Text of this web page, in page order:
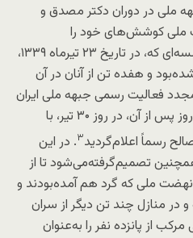
ملی در دوران دکتر مصدق و
ملی کوشش‌های خود را
ازسرگرفته‌بودند. سرانجام در جلسه‌ای که، در تاریخ ۲۳ تیرماه ۱۳۳۹،
و هفده تن از آنان در آن
فعالیت رسمی جبهه ملی ایران
گرفته‌شد، و این موضوع هفت روز پس از آن، در روز ۳۰ تیر، با
صالح رسماً اعلام‌گردید۳. در این
تصمیم‌گرفته‌می‌شود تا از
ملی که گرد هم آمده‌بودند و
در منازل چند تن دیگر از سران
از پانزده نفر را به‌عنوان